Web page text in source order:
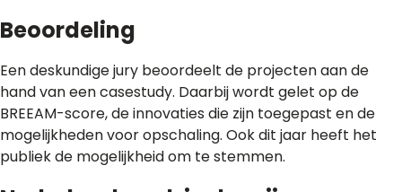
Beoordeling
Een deskundige jury beoordeelt de projecten aan de
hand van een casestudy. Daarbij wordt gelet op de
BREEAM-score, de innovaties die zijn toegepast en de
mogelijkheden voor opschaling. Ook dit jaar heeft het
publiek de mogelijkheid om te stemmen.